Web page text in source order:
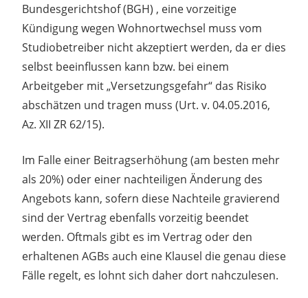
Bundesgerichtshof (BGH) , eine vorzeitige
Kündigung wegen Wohnortwechsel muss vom
Studiobetreiber nicht akzeptiert werden, da er dies
selbst beeinflussen kann bzw. bei einem
Arbeitgeber mit „Versetzungsgefahr“ das Risiko
abschätzen und tragen muss (Urt. v. 04.05.2016,
Az. XII ZR 62/15).
Im Falle einer Beitragserhöhung (am besten mehr
als 20%) oder einer nachteiligen Änderung des
Angebots kann, sofern diese Nachteile gravierend
sind der Vertrag ebenfalls vorzeitig beendet
werden. Oftmals gibt es im Vertrag oder den
erhaltenen AGBs auch eine Klausel die genau diese
Fälle regelt, es lohnt sich daher dort nahczulesen.